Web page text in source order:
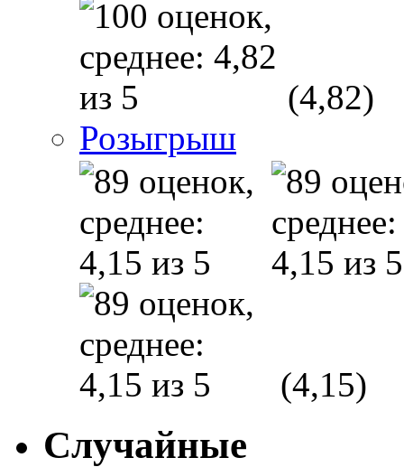
(4,82)
Розыгрыш
(4,15)
Случайные